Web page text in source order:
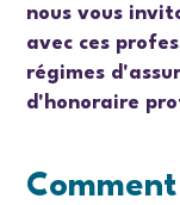
nous vous
avec ces
régimes
d'honoraire